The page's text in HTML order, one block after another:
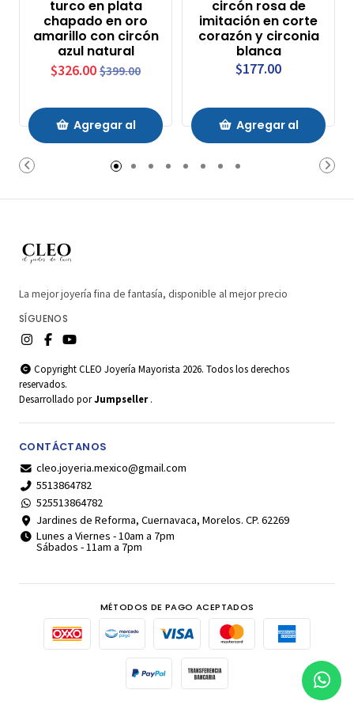
turco en plata
chapado en oro
amarillo con circón
azul natural
$326.00 $399.00
Agregar al
Carrito
circón rosa de
imitación en corte
corazón y circonia
blanca
$177.00
Agregar al
Carrito
La mejor joyería fina de fantasía, disponible al mejor precio
SÍGUENOS
Copyright CLEO Joyería Mayorista 2026. Todos los derechos
reservados.
Desarrollado porJumpseller .
CONTÁCTANOS
cleo.joyeria.mexico@gmail.com
5513864782
525513864782
Jardines de Reforma, Cuernavaca, Morelos. CP. 62269
Lunes a Viernes - 10am a 7pm
Sábados - 11am a 7pm
MÉTODOS DE PAGO ACEPTADOS